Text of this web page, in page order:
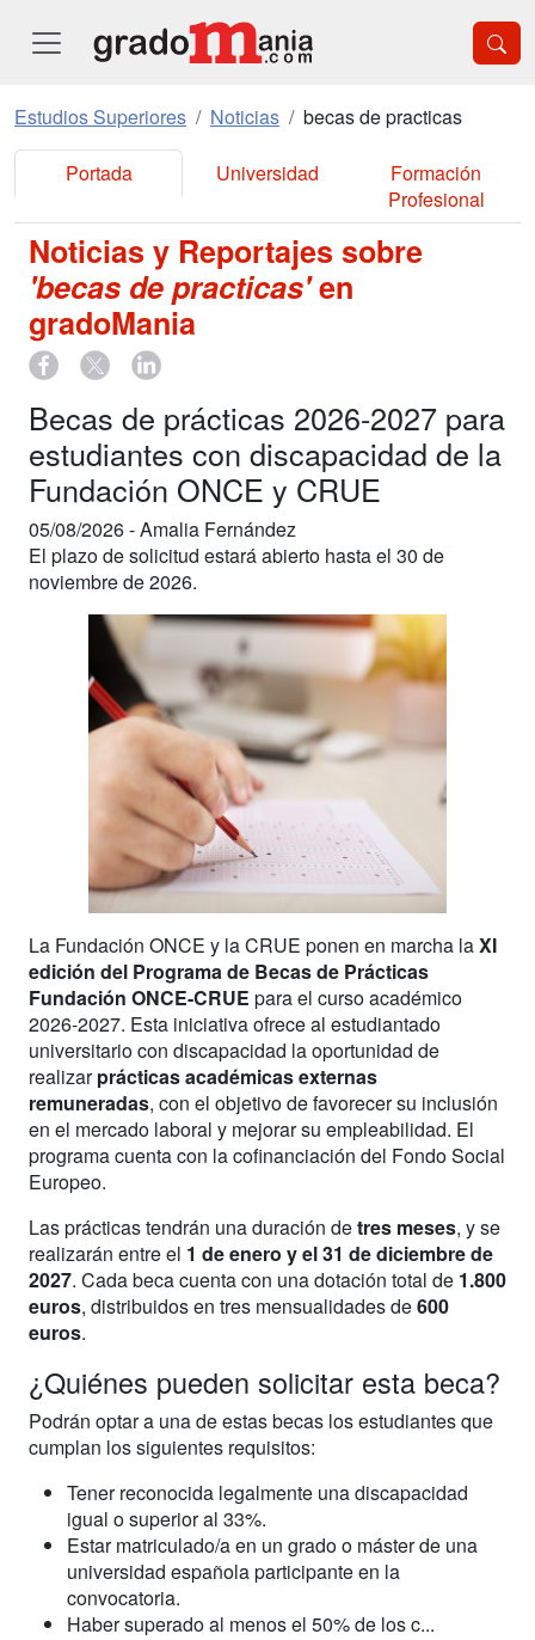
Estudios Superiores Noticias becas de practicas
Portada Universidad
Formación
Profesional
Noticias y Reportajes sobre
'becas de practicas'en
gradoMania
Becas de prácticas 2026-2027 para
estudiantes con discapacidad de la
Fundación ONCE y CRUE
05/08/2026 -Amalia Fernández
El plazo de solicitud estará abierto hasta el 30 de
noviembre de 2026.
La Fundación ONCE y la CRUE ponen en marcha laXI
edición del Programa de Becas de Prácticas
Fundación ONCE-CRUE para el curso académico
2026-2027. Esta iniciativa ofrece al estudiantado
universitario con discapacidad la oportunidad de
realizarprácticas académicas externas
remuneradas, con el objetivo de favorecer su inclusión
en el mercado laboral y mejorar su empleabilidad. El
programa cuenta con la cofinanciación del Fondo Social
Europeo.
Las prácticas tendrán una duración detres meses, y se
realizarán entre el 1 de enero y el 31 de diciembre de
2027. Cada beca cuenta con una dotación total de 1.800
euros, distribuidos en tres mensualidades de600
euros.
¿Quiénes pueden solicitar esta beca?
Podrán optar a una de estas becas los estudiantes que
cumplan los siguientes requisitos:
Tener reconocida legalmente una discapacidad
igual o superior al 33%.
Estar matriculado/a en un grado o máster de una
universidad española participante en la
convocatoria.
Haber superado al menos el 50% de los c...